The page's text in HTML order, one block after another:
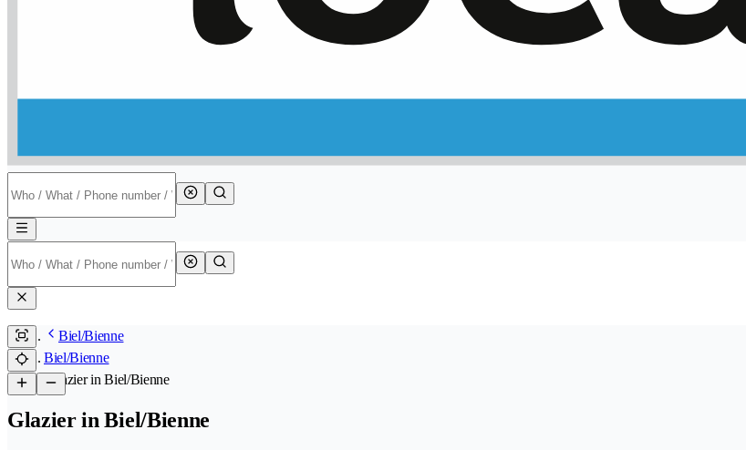
Biel/Bienne
Biel/Bienne
/Glazier in Biel/Bienne
Glazier in Biel/Bienne